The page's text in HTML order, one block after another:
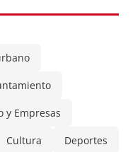
y Empresas
Cultura Deportes